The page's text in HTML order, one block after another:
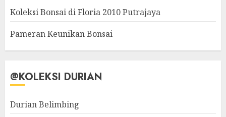
Koleksi Bonsai di Floria 2010 Putrajaya
Pameran Keunikan Bonsai
@KOLEKSI DURIAN
Durian Belimbing